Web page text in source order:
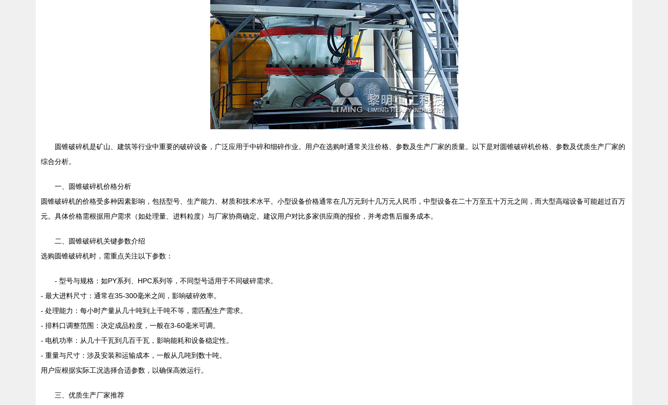
圆锥破碎机是矿山、建筑等行业中重要的破碎设备，广泛应用于中碎和细碎作业。用户在选购时通常关注价格、参数及生产厂家的质量。以下是对圆锥破碎机价格、参数及优质生产厂家的
综合分析。
一、圆锥破碎机价格分析
圆锥破碎机的价格受多种因素影响，包括型号、生产能力、材质和技术水平。小型设备价格通常在几万元到十几万元人民币，中型设备在二十万至五十万元之间，而大型高端设备可能超过百万
元。具体价格需根据用户需求（如处理量、进料粒度）与厂家协商确定。建议用户对比多家供应商的报价，并考虑售后服务成本。
二、圆锥破碎机关键参数介绍
选购圆锥破碎机时，需重点关注以下参数：
- 型号与规格：如PY系列、HPC系列等，不同型号适用于不同破碎需求。
- 最大进料尺寸：通常在35-300毫米之间，影响破碎效率。
- 处理能力：每小时产量从几十吨到上千吨不等，需匹配生产需求。
- 排料口调整范围：决定成品粒度，一般在3-60毫米可调。
- 电机功率：从几十千瓦到几百千瓦，影响能耗和设备稳定性。
- 重量与尺寸：涉及安装和运输成本，一般从几吨到数十吨。
用户应根据实际工况选择合适参数，以确保高效运行。
三、优质生产厂家推荐